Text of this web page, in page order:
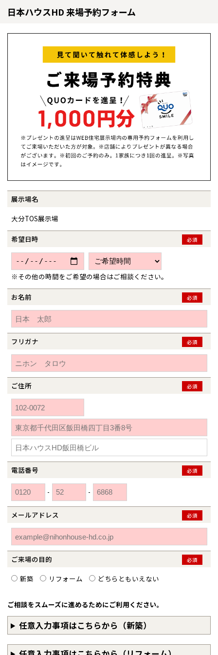
日本ハウスHD 来場予約フォーム
展示場名
大分TOS展示場
希望日時 必須
※その他の時間をご希望の場合はご相談ください。
お名前 必須
フリガナ 必須
ご住所 必須
電話番号 必須
- -
メールアドレス 必須
ご来場の目的 必須
新築 リフォーム どちらともいえない
ご相談をスムーズに進めるためにご利用ください。
任意入力事項はこちらから（新築）
全国の展示場
札幌
道北
道南
道東
東北
秋田
岩手
山形
宮城
福島
新潟
山梨
長野
富山
石川
福井
関東
東京
神奈川
埼玉
千葉
茨城
栃木
群馬
東海
愛知
岐阜
静岡
三重
近畿
大阪
京都
兵庫
奈良
滋賀
和歌山
中国・四国
岡山
香川
愛媛
鳥取
島根
広島
山口
徳島
高知
九州
福岡
佐賀
熊本
大分
宮崎
鹿児島
長崎
沖縄
分譲マンション
※現住所のある都道府県以外の建築予定地の方でも
くの展示場又は店舗にお問合せください。
応します。お気軽にご相談ください。
お近くのイベント
札幌
道央
苫小牧千歳
道北
旭川
道南
函館
室蘭
道東
帯広
東北
青森県
青森
秋田県
秋田
岩手県
盛岡
宮城県
仙台
福島県
福島
会津
長岡
山梨県
甲府
長野県
松本
富山県
富山
福井県
福井
関東
東京都
世田谷
八王子
神奈川県
湘南
埼玉県
所沢
千葉県
千葉
茨城県
栃木県
宇都宮
小山
群馬県
群馬
東海
愛知県
岐阜県
岐阜
静岡県
浜松
三重県
四日市
近畿
大阪府
京都府
兵庫県
奈良県
中国・四国
岡山県
香川県
愛媛県
九州
福岡県
福岡
佐賀県
熊本県
大分県
大分
宮崎県
宮崎
鹿児島県